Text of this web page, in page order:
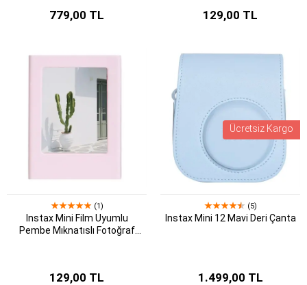
779,00 TL 129,00 TL
(1)
Instax Mini Film Uyumlu
Pembe Mıknatıslı Fotoğraf
129,00 TL
Ücretsiz Kargo
(5)
Instax Mini 12 Mavi Deri Çanta
1.499,00 TL